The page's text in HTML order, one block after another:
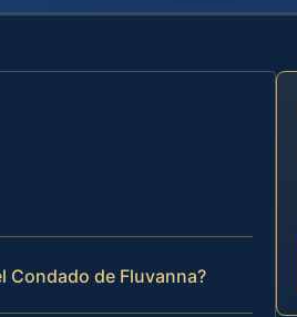
Condado de Fluvanna?